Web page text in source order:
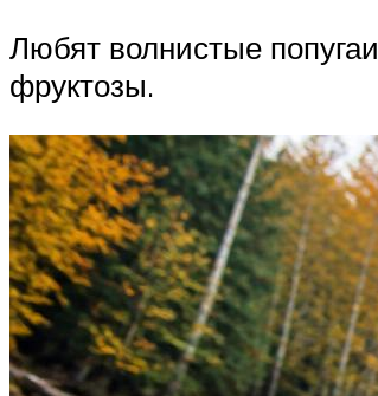
Любят волнистые
фруктозы.